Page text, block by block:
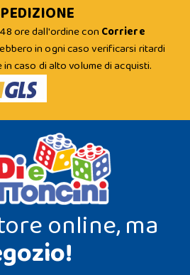
ore dall'ordine con Corriere
in ogni caso verificarsi ritardi
caso di alto volume di acquisti.
online, ma